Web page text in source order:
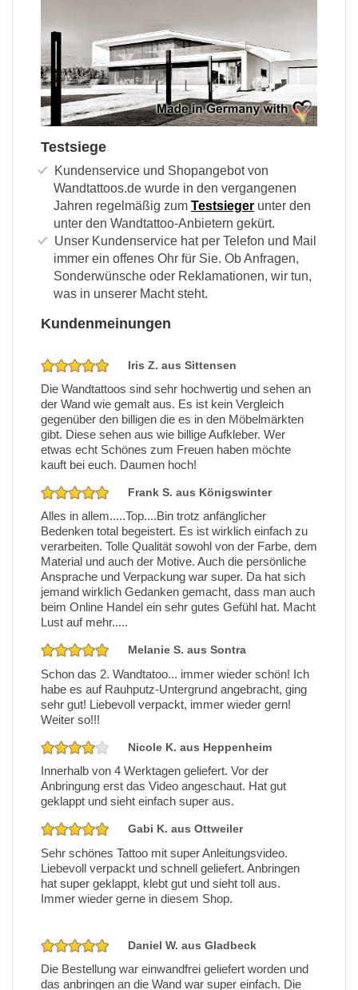
Testsiege
Kundenservice und Shopangebot von
Wandtattoos.de wurde in den vergangenen
Jahren regelmäßig zum Testsieger unter den
unter den Wandtattoo-Anbietern gekürt.
Unser Kundenservice hat per Telefon und Mail
immer ein offenes Ohr für Sie. Ob Anfragen,
Sonderwünsche oder Reklamationen, wir tun,
was in unserer Macht steht.
Kundenmeinungen
Iris Z. aus Sittensen
Die Wandtattoos sind sehr hochwertig und sehen an
der Wand wie gemalt aus. Es ist kein Vergleich
gegenüber den billigen die es in den Möbelmärkten
gibt. Diese sehen aus wie billige Aufkleber. Wer
etwas echt Schönes zum Freuen haben möchte
kauft bei euch. Daumen hoch!
Frank S. aus Königswinter
Alles in allem.....Top....Bin trotz anfänglicher
Bedenken total begeistert. Es ist wirklich einfach zu
verarbeiten. Tolle Qualität sowohl von der Farbe, dem
Material und auch der Motive. Auch die persönliche
Ansprache und Verpackung war super. Da hat sich
jemand wirklich Gedanken gemacht, dass man auch
beim Online Handel ein sehr gutes Gefühl hat. Macht
Lust auf mehr.....
Melanie S. aus Sontra
Schon das 2. Wandtatoo... immer wieder schön! Ich
habe es auf Rauhputz-Untergrund angebracht, ging
sehr gut! Liebevoll verpackt, immer wieder gern!
Weiter so!!!
Nicole K. aus Heppenheim
Innerhalb von 4 Werktagen geliefert. Vor der
Anbringung erst das Video angeschaut. Hat gut
geklappt und sieht einfach super aus.
Gabi K. aus Ottweiler
Sehr schönes Tattoo mit super Anleitungsvideo.
Liebevoll verpackt und schnell geliefert. Anbringen
hat super geklappt, klebt gut und sieht toll aus.
Immer wieder gerne in diesem Shop.
Daniel W. aus Gladbeck
Die Bestellung war einwandfrei geliefert worden und
das anbringen an die Wand war super einfach. Die